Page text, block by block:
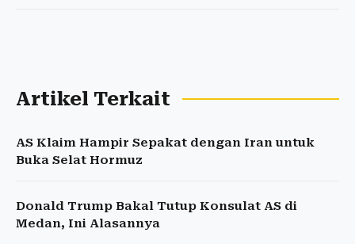
Artikel Terkait
AS Klaim Hampir Sepakat dengan Iran untuk
Buka Selat Hormuz
Donald Trump Bakal Tutup Konsulat AS di
Medan, Ini Alasannya